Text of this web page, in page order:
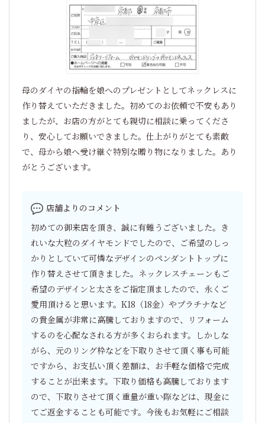
母のダイヤの指輪を娘へのプレゼントとしてネックレスに
作り替えていただきました。初めてのお依頼で不安もあり
ましたが、お店の方がとても親切に相談に乗ってくださ
り、安心してお願いできました。仕上がりがとても素敵
で、母から娘へ受け継ぐ特別な贈り物になりました。あり
がとうございます。
店舗よりのコメント
初めての御来店を頂き、誠に有難うございました。き
れいな大粒のダイヤモンドでしたので、ご希望のしっ
かりとしていて可憐なデザインのペンダントトップに
作り替えさせて頂きました。ネックレスチェーンもご
希望のデザインと太さをご指定頂ましたので、永くご
愛用頂けると思います。K18（18金）やプラチナなど
の貴金属が非常に高騰しておりますので、リフォーム
するのを心配なされる方が多くおられます。しかしな
がら、元のリング枠などを下取りさせて頂く事も可能
ですから、お支払い頂く差額は、お手軽な価格で完成
することが出来ます。下取り価格も高騰しております
ので、下取りさせて頂く重量が重い際などは、現金に
てご返金することも可能です。今後もお気軽にご相談